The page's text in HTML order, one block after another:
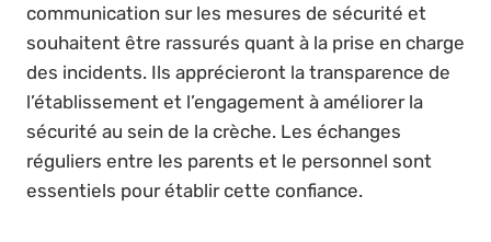
communication sur les mesures de sécurité et
souhaitent être rassurés quant à la prise en charge
des incidents. Ils apprécieront la transparence de
l’établissement et l’engagement à améliorer la
sécurité au sein de la crèche. Les échanges
réguliers entre les parents et le personnel sont
essentiels pour établir cette confiance.